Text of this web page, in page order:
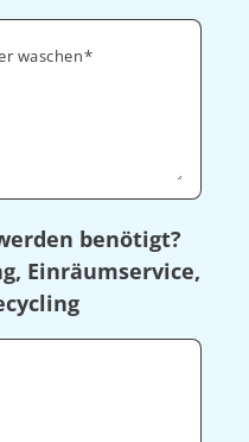
waschen
benötigt?
Einräumservice,